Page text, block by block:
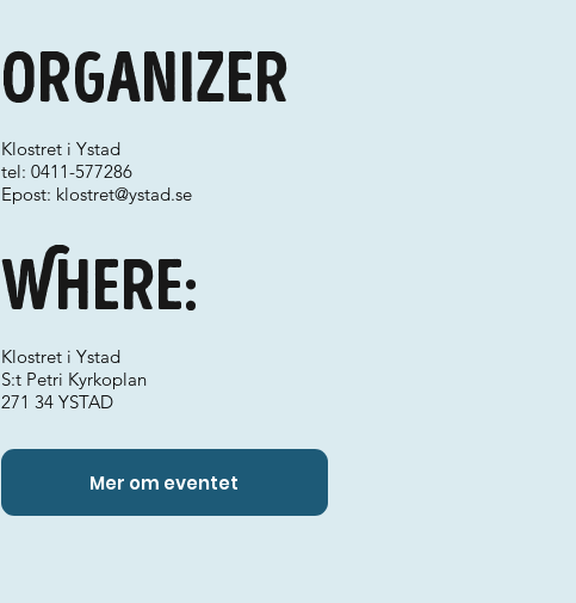
Where:
Organizer
Klostret i Ystad
tel: 0411-577286
Epost: klostret@ystad.se
Klostret i Ystad
S:t Petri Kyrkoplan
271 34 YSTAD
Mer om eventet